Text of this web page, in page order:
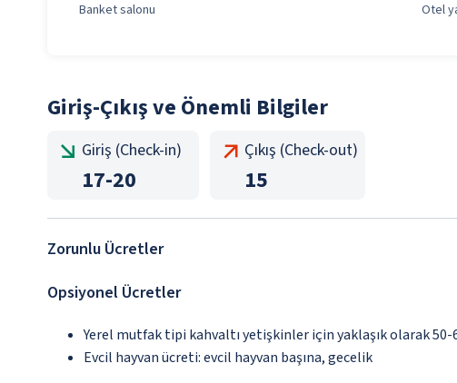
Banket salonu
Otel
Giriş-Çıkış ve Önemli Bilgiler
Giriş (Check-in)
17-20
Çıkış (Check-out)
15
Zorunlu Ücretler
Opsiyonel Ücretler
Yerel mutfak tipi kahvaltı yetişkinler için yaklaşık olarak 50-
Evcil hayvan ücreti: evcil hayvan başına, gecelik